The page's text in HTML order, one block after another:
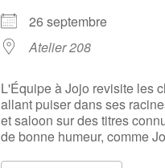
26 septembre
Atelier 208
L'Équipe à Jojo revisite les
allant puiser dans ses
et saloon sur des titres
de bonne humeur, comme